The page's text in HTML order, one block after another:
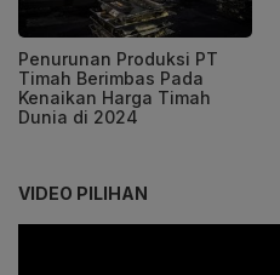
Penurunan Produksi PT
Timah Berimbas Pada
Kenaikan Harga Timah
Dunia di 2024
VIDEO PILIHAN